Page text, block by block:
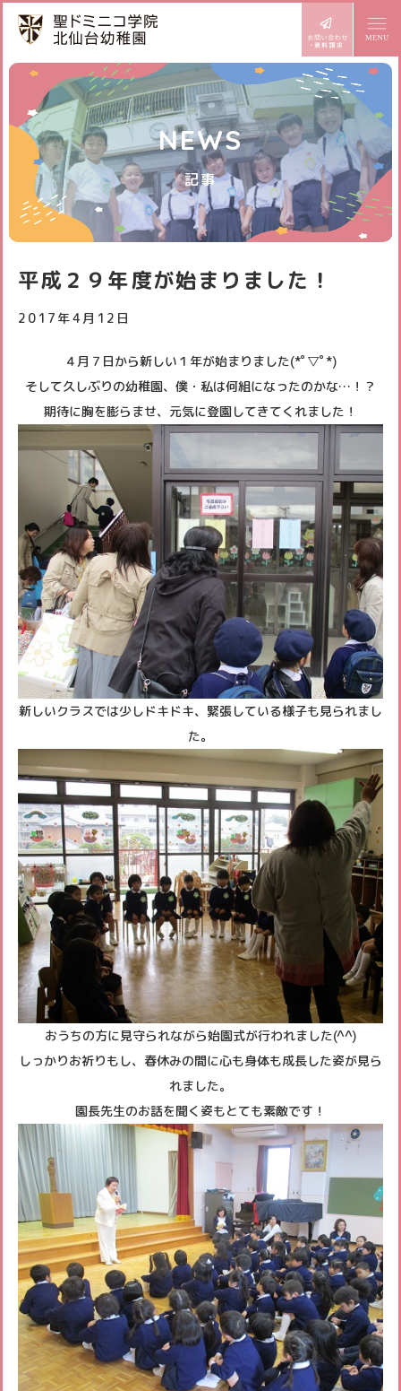
ドミニコの魅力
園長より
めざす子ども像
年齢別活動
幼稚園での生活
1日の流れ
課外教室
年間行事
BLOG どみにこ通信
施設設備
園の設備
入園案内
園児募集要項
預かり保育
未就園児クラブ
よくあるご質問
パンフレット
各種書類ダウンロード
サイトマップ
アクセス
スクールバス
個人情報保護方針
NEWS
記事
平成２９年度が始まりました！
2017年4月12日
４月７日から新しい１年が始まりました(*ﾟ▽ﾟ*)
そして久しぶりの幼稚園、僕・私は何組になったのかな…！？
期待に胸を膨らませ、元気に登園してきてくれました！
新しいクラスでは少しドキドキ、緊張している様子も見られまし
た。
おうちの方に見守られながら始園式が行われました(^^)
しっかりお祈りもし、春休みの間に心も身体も成長した姿が見ら
れました。
園長先生のお話を聞く姿もとても素敵です！